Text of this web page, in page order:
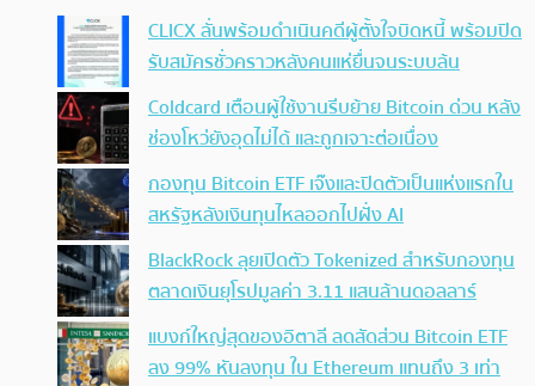
CLICX ลั่นพร้อมดำเนินคดีผู้ตั้งใจบิดหนี้ พร้อมปิด
รับสมัครชั่วคราวหลังคนแห่ยื่นจนระบบล้น
Coldcard เตือนผู้ใช้งานรีบย้าย Bitcoin ด่วน หลัง
ช่องโหว่ยังอุดไม่ได้ และถูกเจาะต่อเนื่อง
กองทุน Bitcoin ETF เจ๊งและปิดตัวเป็นแห่งแรกใน
สหรัฐหลังเงินทุนไหลออกไปฝั่ง AI
BlackRock ลุยเปิดตัว Tokenized สำหรับกองทุน
ตลาดเงินยุโรปมูลค่า 3.11 แสนล้านดอลลาร์
แบงก์ใหญ่สุดของอิตาลี ลดสัดส่วน Bitcoin ETF
ลง 99% หันลงทุน ใน Ethereum แทนถึง 3 เท่า